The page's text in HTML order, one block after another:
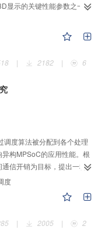
显示的关键性能参数之一。
针孔阵列厚度与孔径宽度
，然后根据几何光学分别计
3D显示测试装置。实验结果
距、针孔孔径宽度以及针
时，显示面板上每个图像元
没有串扰图像。针孔阵列
线可以通过其他针孔，因
针孔阵列的厚度成反比。
像素发出的光线可以通过
角变小，且与针孔阵列厚度
| 2182 | 6
调度算法被分配到各个处理
构MPSoC的应用性能。根
信开销为目标，提出一种
先，将待调度任务集划分
的基础上，根据并行任务子
效率生成赋权二部图；最
集合理地调度到负载适应
，并提高处理器核利用率，
度
| 2005 | 2